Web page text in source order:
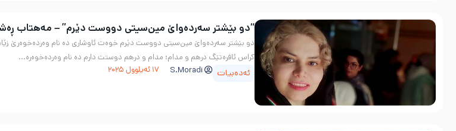
“دو بێشتر سەرده‌واێ مین‌سیتی دووست دێرم” – مەهتاب
دو بێشتر سەرده‌واێ مین‌سیتی دووست دێرم خوەت ئاوشاری ده نام وەر‌دە‌خوەرێ
كراس ئافرەتێگ درهم و مدام؛ مدام و درهم دوستت دارم ده نام وه‌ر‌ده‌خوه‌ره...
ئەدەبیات S.Moradi 17 ئەیلوول 2025